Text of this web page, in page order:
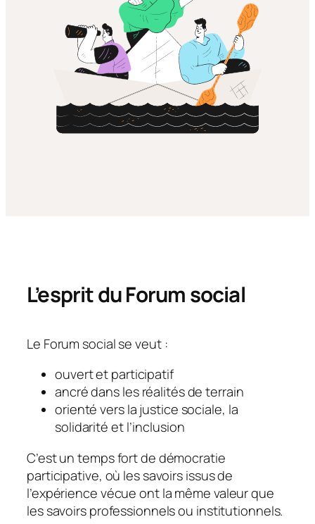
L’esprit du Forum social
Le Forum social se veut :
ouvert et participatif
ancré dans les réalités de terrain
orienté vers la justice sociale, la
solidarité et l’inclusion
C’est un temps fort de démocratie
participative, où les savoirs issus de
l’expérience vécue ont la même valeur que
les savoirs professionnels ou institutionnels.